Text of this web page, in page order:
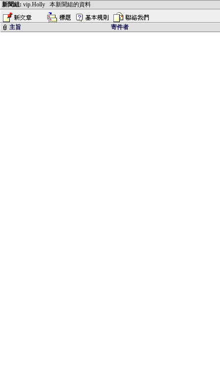
新聞組: vip.Holly 本新聞組的資料
主旨 寄件者